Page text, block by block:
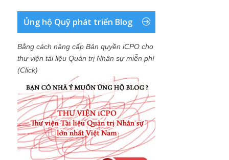
Ủng hộ Quỹ phát triển Blog
Bằng cách nâng cấp Bản quyền iCPO cho
thư viện tài liệu Quản trị Nhân sự miễn phí
(Click)